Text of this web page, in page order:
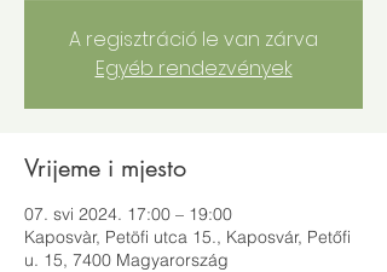
A regisztráció le van zárva
Egyéb rendezvények
Vrijeme i mjesto
07. svi 2024. 17:00 – 19:00
Kaposvàr, Petöfi utca 15., Kaposvár, Petőfi
u. 15, 7400 Magyarország